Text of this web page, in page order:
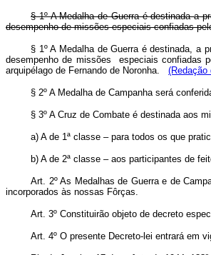
§ 1º A Medalha de Guerra é destinada a
desempenho de missões especiais confiadas
§ 1º A Medalha de Guerra é destinada, a
desempenho de missões especiais confiadas
arquipélago de Fernando de Noronha. (Redação
§ 2º A Medalha de Campanha será
§ 3º A Cruz de Combate é destinada aos
a) A de 1ª classe – para todos os que
b) A de 2ª classe – aos participantes de
Art. 2º As Medalhas de Guerra e de
incorporados às nossas Fôrças.
Art. 3º Constituirão objeto de decreto
Art. 4º O presente Decreto-lei entrará em